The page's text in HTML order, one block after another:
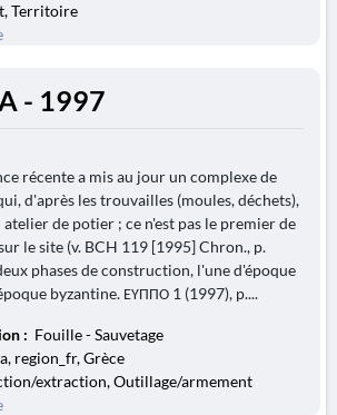
Territoire
- 1997
récente a mis au jour un complexe de
d'après les trouvailles (moules, déchets),
de potier ; ce n'est pas le premier de
le site (v. BCH 119 [1995] Chron., p.
phases de construction, l'une d'époque
byzantine. ΕΥΠΠΟ 1 (1997), p....
: Fouille - Sauvetage
region_fr, Grèce
extraction, Outillage/armement